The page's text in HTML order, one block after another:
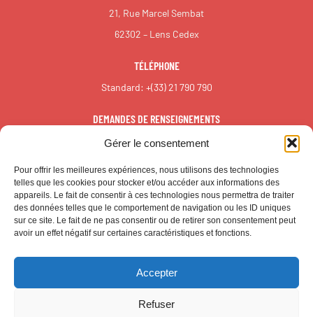
Gérer le consentement
Pour offrir les meilleures expériences, nous utilisons des technologies
telles que les cookies pour stocker et/ou accéder aux informations des
appareils. Le fait de consentir à ces technologies nous permettra de traiter
des données telles que le comportement de navigation ou les ID uniques
sur ce site. Le fait de ne pas consentir ou de retirer son consentement peut
avoir un effet négatif sur certaines caractéristiques et fonctions.
Accepter
Refuser
21, Rue Marcel Sembat
62302 – Lens Cedex
TÉLÉPHONE
Standard: +(33) 21 790 790
DEMANDES DE RENSEIGNEMENTS
redaction@reall.info
© CALL – Tous droits réservés